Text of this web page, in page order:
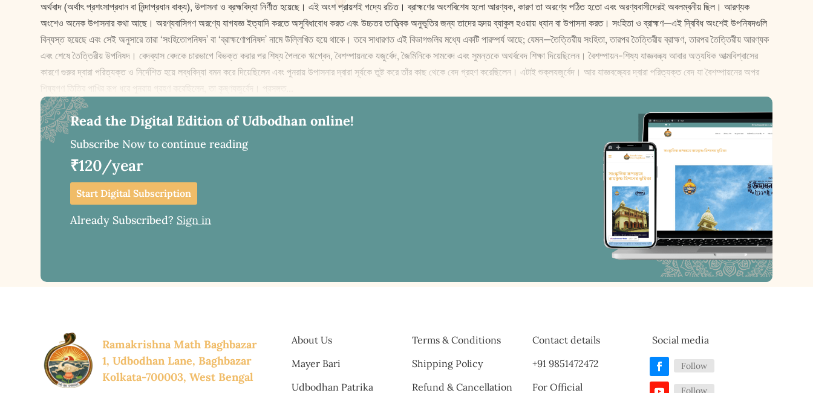
অর্থবাদ (অর্থাৎ প্রশংসাপ্রধান বা নিন্দাপ্রধান বাক্য), উপাসনা ও ব্রহ্মবিদ্যা নির্ণীত হয়েছে। এই অংশ প্রায়শই গদ্যে রচিত। ব্রাহ্মণের অংশবিশেষ হলো আরণ্যক, কারণ তা অরণ্যে পঠিত হতো এবং অরণ্যবাসীদেরই অবলম্বনীয় ছিল। আরণ্যক
অংশেও অনেক উপাসনার কথা আছে। অরণ্যবাসিগণ অরণ্যে যাগযজ্ঞ ইত্যাদি করতে অসুবিধাবোধ করত এবং উচ্চতর তাত্ত্বিক অনুভূতির জন্য তাদের হৃদয় ব্যাকুল হওয়ায় ধ্যান বা উপাসনা করত। সংহিতা ও ব্রাহ্মণ—এই দ্বিবিধ অংশেই উপনিষদগুলি
বিন্যস্ত হয়েছে এবং সেই অনুসারে তারা ‘সংহিতোপনিষদ’ বা ‘ব্রাহ্মণোপনিষদ’ নামে উল্লিখিত হয়ে থাকে। তবে সাধারণত এই বিভাগগুলির মধ্যে একটি পারম্পর্য আছে; যেমন—তৈত্তিরীয় সংহিতা, তারপর তৈত্তিরীয় ব্রাহ্মণ, তারপর তৈত্তিরীয় আরণ্যক
এবং শেষে তৈত্তিরীয় উপনিষদ। বেদব্যাস বেদকে চারভাগে বিভক্ত করার পর শিষ্য পৈলকে ঋগ্বেদ, বৈশম্পায়নকে যজুর্বেদ, জৈমিনিকে সামবেদ এবং সুমন্তকে অথর্ববেদ শিক্ষা দিয়েছিলেন। বৈশম্পায়ন-শিষ্য যাজ্ঞবল্ক্য আবার অত্যধিক আত্মবিশ্বাসের
কারণে গুরুর দ্বারা পরিত্যক্ত ও নির্দেশিত হয়ে লব্ধবিদ্যা বমন করে দিয়েছিলেন এবং পুনরায় উপাসনার দ্বারা সূর্যকে তুষ্ট করে তাঁর কাছ থেকে বেদ গ্রহণ করেছিলেন। এটাই শুক্লযজুর্বেদ। আর যাজ্ঞবল্ক্যের দ্বারা পরিত্যক্ত বেদ যা বৈশম্পায়নের অপর
শিষ্যগণ তিতির পাখির রূপ ধরে পুনরায় গ্রহণ করেছিলেন, তা কৃষ্ণযজুর্বেদ। প্রসঙ্গত...
Read the Digital Edition of Udbodhan online!
Subscribe Now to continue reading
₹120/year
Start Digital Subscription
Already Subscribed? Sign in
Ramakrishna Math Baghbazar
1, Udbodhan Lane, Baghbazar
Kolkata-700003, West Bengal
About Us
Mayer Bari
Udbodhan Patrika
Terms & Conditions
Shipping Policy
Refund & Cancellation
Contact details
+91 9851472472
For Official
Social media
Follow
Follow